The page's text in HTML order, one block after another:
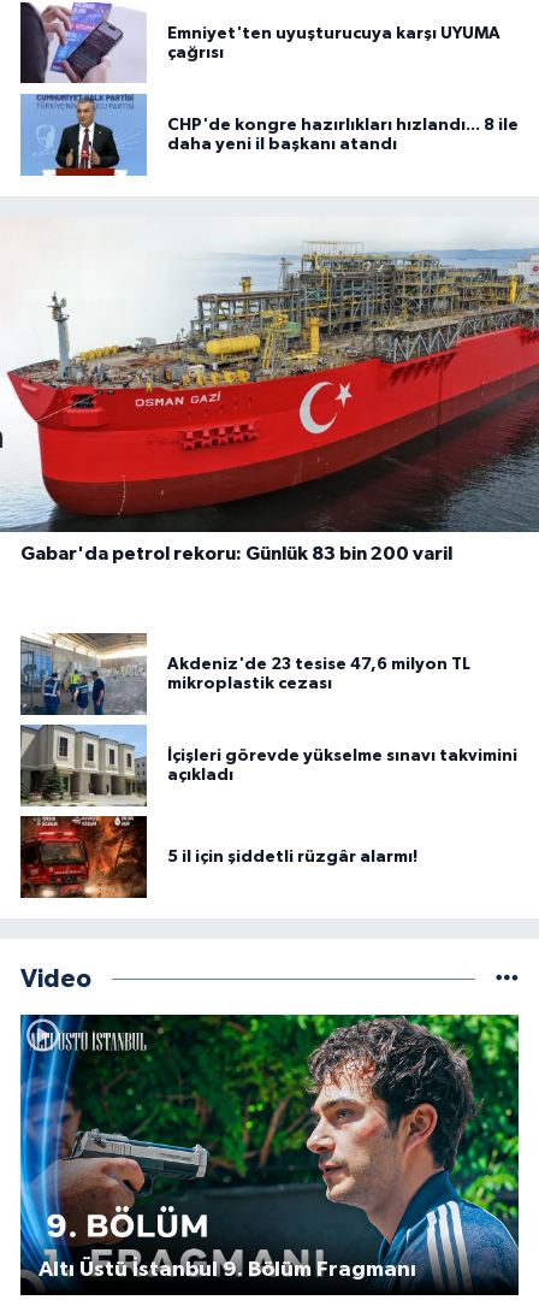
Emniyet'ten uyuşturucuya karşı UYUMA
çağrısı
CHP'de kongre hazırlıkları hızlandı... 8 ile
daha yeni il başkanı atandı
Gabar'da petrol rekoru: Günlük 83 bin 200 varil
Akdeniz'de 23 tesise 47,6 milyon TL
mikroplastik cezası
İçişleri görevde yükselme sınavı takvimini
açıkladı
5 il için şiddetli rüzgâr alarmı!
Video
Altı Üstü İstanbul 9. Bölüm Fragmanı